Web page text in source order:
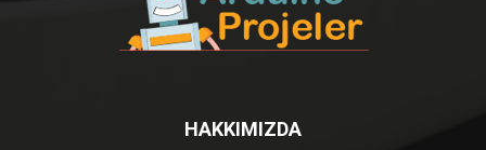
HAKKIMIZDA